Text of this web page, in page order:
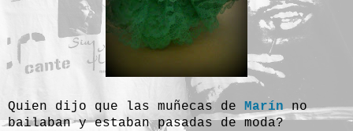
Quien dijo que las muñecas de Marínno
bailaban y estaban pasadas de moda?